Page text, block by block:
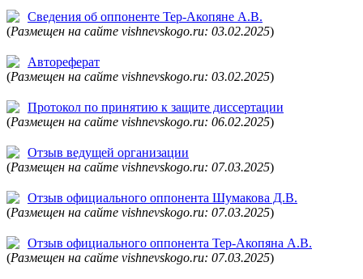
Сведения об оппоненте Тер-Акопяне А.В.
(Размещен на сайте vishnevskogo.ru: 03.02.2025)
Автореферат
(Размещен на сайте vishnevskogo.ru: 03.02.2025)
Протокол по принятию к защите диссертации
(Размещен на сайте vishnevskogo.ru: 06.02.2025)
Отзыв ведущей организации
(Размещен на сайте vishnevskogo.ru: 07.03.2025)
Отзыв официального оппонента Шумакова Д.В.
(Размещен на сайте vishnevskogo.ru: 07.03.2025)
Отзыв официального оппонента Тер-Акопяна А.В.
(Размещен на сайте vishnevskogo.ru: 07.03.2025)